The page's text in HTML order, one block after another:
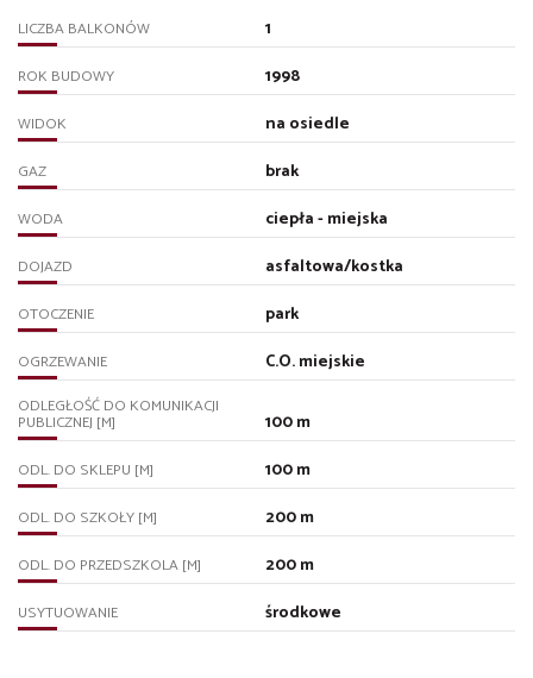
LICZBA BALKONÓW 1
ROK BUDOWY 1998
WIDOK na osiedle
GAZ brak
WODA ciepła - miejska
DOJAZD asfaltowa/kostka
OTOCZENIE park
OGRZEWANIE C.O. miejskie
ODLEGŁOŚĆ DO KOMUNIKACJI
PUBLICZNEJ [M] 100 m
ODL. DO SKLEPU [M] 100 m
ODL. DO SZKOŁY [M] 200 m
ODL. DO PRZEDSZKOLA [M] 200 m
USYTUOWANIE środkowe